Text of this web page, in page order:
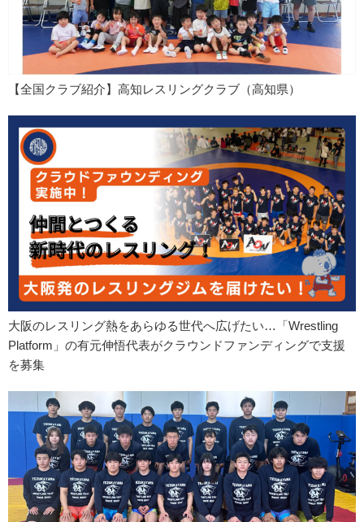
【全国クラブ紹介】高知レスリングクラブ（高知県）
大阪のレスリング熱をあらゆる世代へ広げたい…「Wrestling
Platform」の有元伸悟代表がクラウンドファンディングで支援
を募集